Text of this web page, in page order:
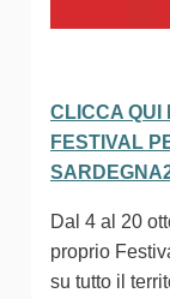
CLICCA QUI
FESTIVAL
Dal 4 al 20
proprio
su tutto il